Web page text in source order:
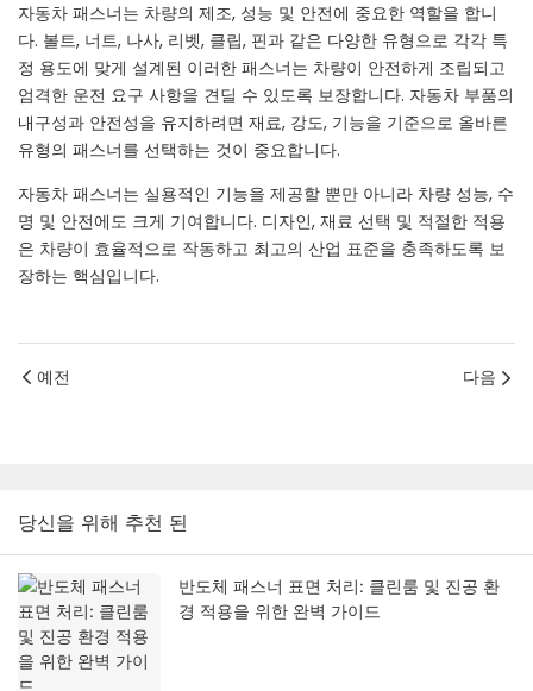
자동차 패스너는 차량의 제조, 성능 및 안전에 중요한 역할을 합니
다. 볼트, 너트, 나사, 리벳, 클립, 핀과 같은 다양한 유형으로 각각 특
정 용도에 맞게 설계된 이러한 패스너는 차량이 안전하게 조립되고
엄격한 운전 요구 사항을 견딜 수 있도록 보장합니다. 자동차 부품의
내구성과 안전성을 유지하려면 재료, 강도, 기능을 기준으로 올바른
유형의 패스너를 선택하는 것이 중요합니다.
자동차 패스너는 실용적인 기능을 제공할 뿐만 아니라 차량 성능, 수
명 및 안전에도 크게 기여합니다. 디자인, 재료 선택 및 적절한 적용
은 차량이 효율적으로 작동하고 최고의 산업 표준을 충족하도록 보
장하는 핵심입니다.
예전 다음
당신을 위해 추천 된
반도체 패스너 표면 처리: 클린룸 및 진공 환
경 적용을 위한 완벽 가이드